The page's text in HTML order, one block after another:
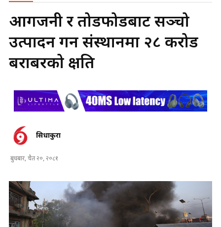
आगजनी र तोडफोडबाट सञ्चो
उत्पादन गर्ने संस्थानमा २८ करोड
बराबरको क्षति
सिधाकुरा
बुधबार, चैत २०, २०८१